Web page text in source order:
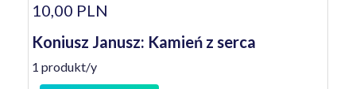
10,00 PLN
Koniusz Janusz: Kamień z serca
1 produkt/y